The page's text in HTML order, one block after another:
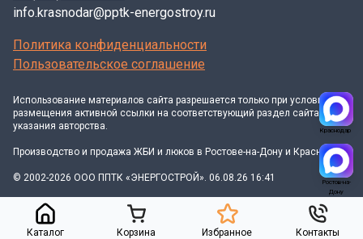
П26-5Б, специально разработаны для обеспечения
быстрого и эффективного строительства, позволяя
значительно сократить сроки и трудозатраты на
возведение инженерных коммуникаций.
Функциональное назначение плит перекрытия лотков
заключается в надежном закрытии верхней части
колодцев, обеспечивая защиту от попадания мусора,
осадков и предотвращая доступ посторонних лиц. Они
служат основанием для установки горловин, которые
КС) или других подходящих материалов. Важно
подчеркнуть, что плиты должны обладать
info.krasnodar@pptk-energostroy.ru
Политика конфиденциальности
Пользовательское соглашение
Использование материалов сайта разрешается только при условии
размещения активной ссылки на соответствующий раздел сайта и
указания авторства.
Производство и продажа ЖБИ и люков в Ростове-на-Дону и Краснодаре
© 2002-2026 ООО ППТК «ЭНЕРГОСТРОЙ». 06.08.26 16:41
Каталог Корзина Избранное Контакты
Краснодар
Ростов-на-
Дону